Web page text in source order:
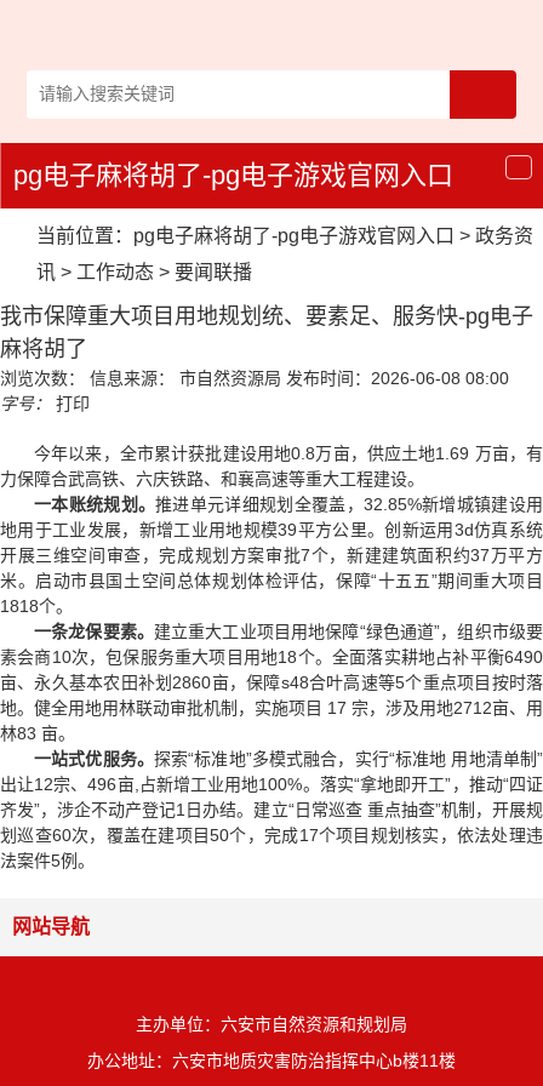
导
航
pg电子麻将胡了-pg电子游戏官网入口
当前位置： pg电子麻将胡了-pg电子游戏官网入口 > 政务资
讯 > 工作动态 > 要闻联播
我市保障重大项目用地规划统、要素足、服务快-pg电子
麻将胡了
浏览次数： 信息来源： 市自然资源局 发布时间：2026-06-08 08:00
字号：
打印
今年以来，全市累计获批建设用地0.8万亩，供应土地1.69 万亩，有
力保障合武高铁、六庆铁路、和襄高速等重大工程建设。
一本账统规划。推进单元详细规划全覆盖，32.85%新增城镇建设用
地用于工业发展，新增工业用地规模39平方公里。创新运用3d仿真系统
开展三维空间审查，完成规划方案审批7个，新建建筑面积约37万平方
米。启动市县国土空间总体规划体检评估，保障“十五五”期间重大项目
1818个。
一条龙保要素。 建立重大工业项目用地保障“绿色通道”，组织市级要
素会商10次，包保服务重大项目用地18个。全面落实耕地占补平衡6490
亩、永久基本农田补划2860亩，保障s48合叶高速等5个重点项目按时落
地。健全用地用林联动审批机制，实施项目 17 宗，涉及用地2712亩、用
林83 亩。
一站式优服务。 探索“标准地”多模式融合，实行“标准地 用地清单制”
出让12宗、496亩,占新增工业用地100%。落实“拿地即开工”，推动“四证
齐发”，涉企不动产登记1日办结。建立“日常巡查 重点抽查”机制，开展规
划巡查60次，覆盖在建项目50个，完成17个项目规划核实，依法处理违
法案件5例。
网站导航
主办单位：六安市自然资源和规划局
办公地址：六安市地质灾害防治指挥中心b楼11楼